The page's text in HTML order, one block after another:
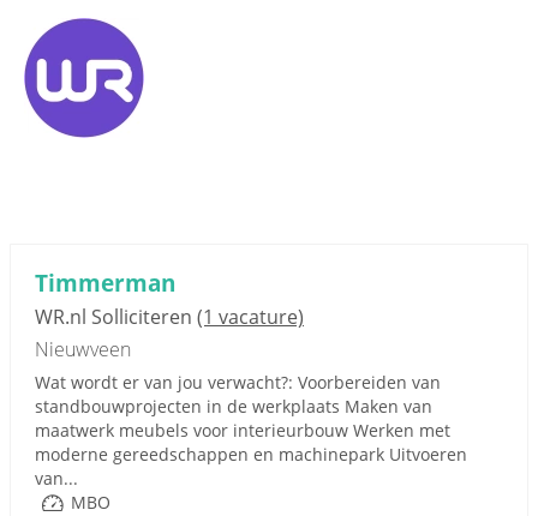
Timmerman
WR.nl Solliciteren (1 vacature)
Nieuwveen
Wat wordt er van jou verwacht?: Voorbereiden van
standbouwprojecten in de werkplaats Maken van
maatwerk meubels voor interieurbouw Werken met
moderne gereedschappen en machinepark Uitvoeren
van...
MBO